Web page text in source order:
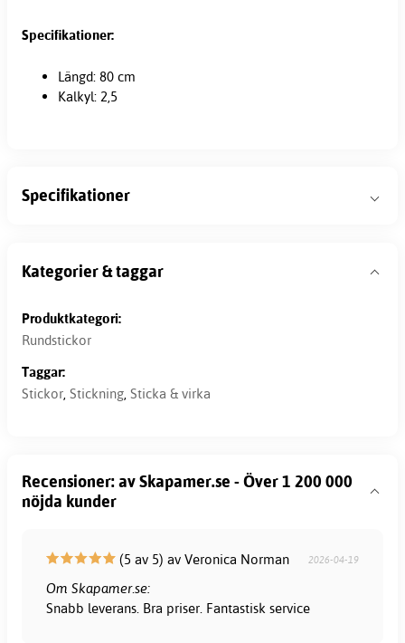
Specifikationer:
Längd: 80 cm
Kalkyl: 2,5
Specifikationer
Kategorier & taggar
Produktkategori:
Rundstickor
Taggar:
Stickor, Stickning, Sticka & virka
Recensioner: av Skapamer.se - Över 1 200 000
nöjda kunder
(5 av 5) av Veronica Norman 2026-04-19
Om Skapamer.se:
Snabb leverans. Bra priser. Fantastisk service